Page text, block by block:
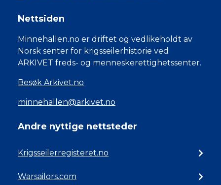
Nettsiden
Minnehallen.no er driftet og vedlikeholdt av
Norsk senter for krigsseilerhistorie ved
ARKIVET freds- og menneskerettighetssenter.
Besøk Arkivet.no
minnehallen@arkivet.no
Andre nyttige nettsteder
Krigsseilerregisteret.no
Warsailors.com